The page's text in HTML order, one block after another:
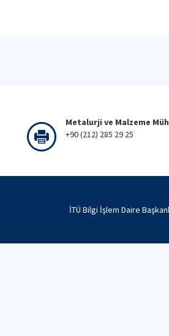
Metalurji ve Malzeme
+90 (212) 285 29 25
İTÜ Bilgi İşlem Daire